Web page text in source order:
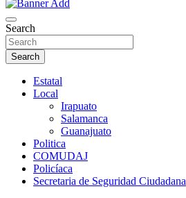
Noticias Guanajuato
Search
Search
Estatal
Local
Irapuato
Salamanca
Guanajuato
Politica
COMUDAJ
Policíaca
Secretaria de Seguridad Ciudadana